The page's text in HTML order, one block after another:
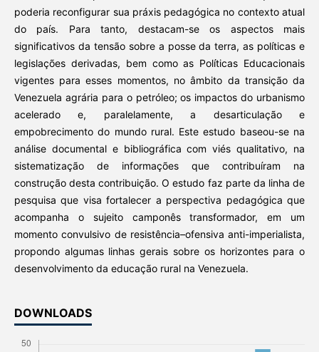
poderia reconfigurar sua práxis pedagógica no contexto atual
do país. Para tanto, destacam-se os aspectos mais
significativos da tensão sobre a posse da terra, as políticas e
legislações derivadas, bem como as Políticas Educacionais
vigentes para esses momentos, no âmbito da transição da
Venezuela agrária para o petróleo; os impactos do urbanismo
acelerado e, paralelamente, a desarticulação e
empobrecimento do mundo rural. Este estudo baseou-se na
análise documental e bibliográfica com viés qualitativo, na
sistematização de informações que contribuíram na
construção desta contribuição. O estudo faz parte da linha de
pesquisa que visa fortalecer a perspectiva pedagógica que
acompanha o sujeito camponês transformador, em um
momento convulsivo de resistência–ofensiva anti-imperialista,
propondo algumas linhas gerais sobre os horizontes para o
desenvolvimento da educação rural na Venezuela.
DOWNLOADS